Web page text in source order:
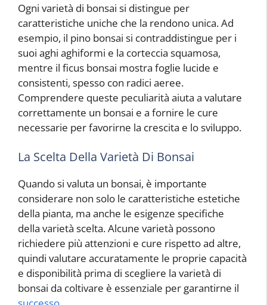
Ogni varietà di bonsai si distingue per
caratteristiche uniche che la rendono unica. Ad
esempio, il pino bonsai si contraddistingue per i
suoi aghi aghiformi e la corteccia squamosa,
mentre il ficus bonsai mostra foglie lucide e
consistenti, spesso con radici aeree.
Comprendere queste peculiarità aiuta a valutare
correttamente un bonsai e a fornire le cure
necessarie per favorirne la crescita e lo sviluppo.
La Scelta Della Varietà Di Bonsai
Quando si valuta un bonsai, è importante
considerare non solo le caratteristiche estetiche
della pianta, ma anche le esigenze specifiche
della varietà scelta. Alcune varietà possono
richiedere più attenzioni e cure rispetto ad altre,
quindi valutare accuratamente le proprie capacità
e disponibilità prima di scegliere la varietà di
bonsai da coltivare è essenziale per garantirne il